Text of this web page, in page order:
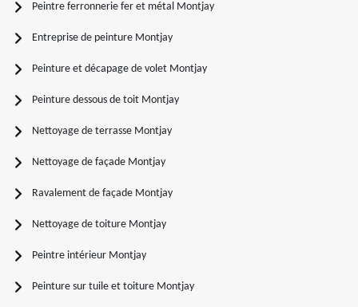
Peintre ferronnerie fer et métal Montjay
Entreprise de peinture Montjay
Peinture et décapage de volet Montjay
Peinture dessous de toit Montjay
Nettoyage de terrasse Montjay
Nettoyage de façade Montjay
Ravalement de façade Montjay
Nettoyage de toiture Montjay
Peintre intérieur Montjay
Peinture sur tuile et toiture Montjay